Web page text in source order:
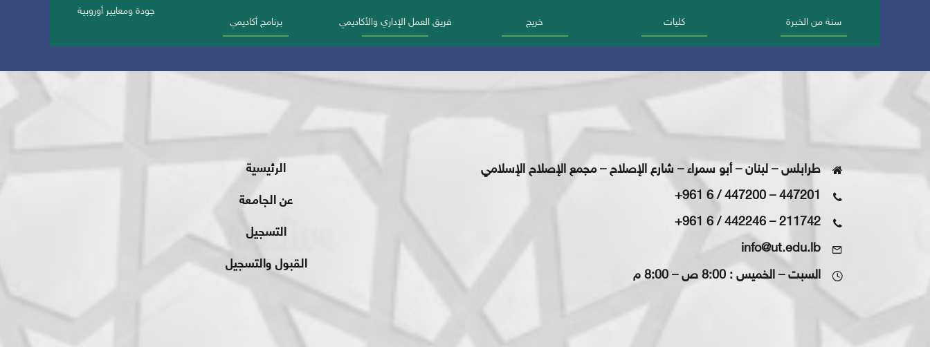
سنة من الخبرة كليات خريج فريق العمل الإداري والأكاديمي برنامج أكاديمي
جودة ومعايير أوروبية
طرابلس – لبنان – أبو سمراء – شارع الإصلاح – مجمع الإصلاح الإسلامي
+961 6 / 447200–447201
+961 6 / 442246–211742
info@ut.edu.lb
السبت – الخميس : 8:00 ص – 8:00 م
الرئيسية
عن الجامعة
التسجيل
القبول والتسجيل